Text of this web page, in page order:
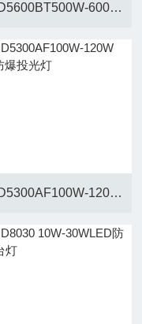
DOD5600BT500W-600W LED大功率防爆投光灯
DOD5300AF100W-120W LED防爆投光灯